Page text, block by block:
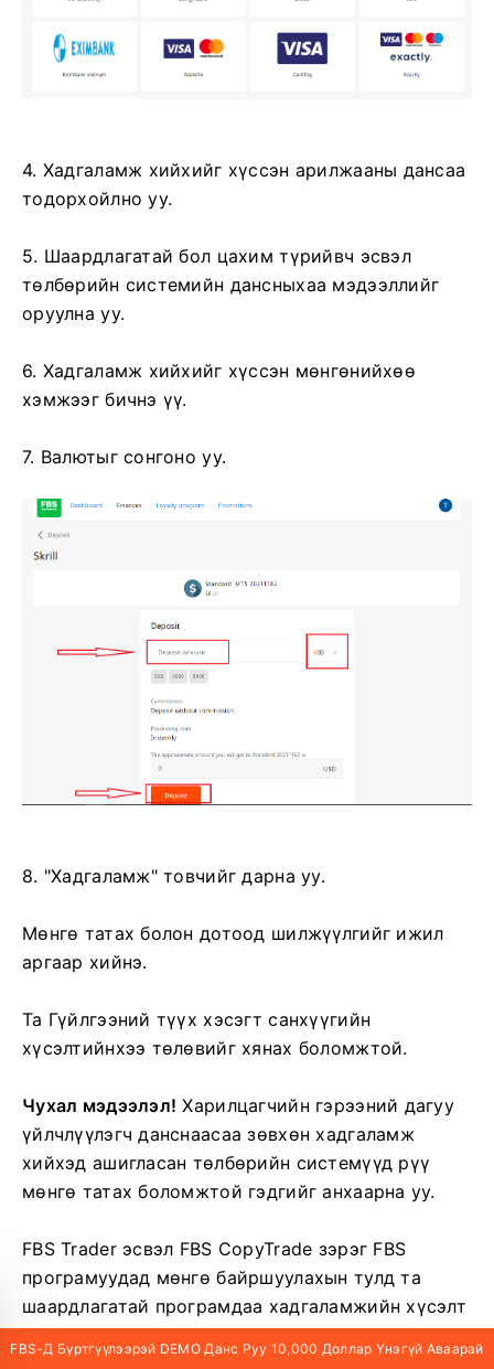
4. Хадгаламж хийхийг хүссэн арилжааны дансаа
тодорхойлно уу.
5. Шаардлагатай бол цахим түрийвч эсвэл
төлбөрийн системийн дансныхаа мэдээллийг
оруулна уу.
6. Хадгаламж хийхийг хүссэн мөнгөнийхөө
хэмжээг бичнэ үү.
7. Валютыг сонгоно уу.
8. "Хадгаламж" товчийг дарна уу.
Мөнгө татах болон дотоод шилжүүлгийг ижил
аргаар хийнэ.
Та Гүйлгээний түүх хэсэгт санхүүгийн
хүсэлтийнхээ төлөвийг хянах боломжтой.
Чухал мэдээлэл! Харилцагчийн гэрээний дагуу
үйлчлүүлэгч данснаасаа зөвхөн хадгаламж
хийхэд ашигласан төлбөрийн системүүд рүү
мөнгө татах боломжтой гэдгийг анхаарна уу.
FBS Trader эсвэл FBS CopyTrade зэрэг FBS
програмуудад мөнгө байршуулахын тулд та
шаардлагатай програмдаа хадгаламжийн хүсэлт
гаргах шаардлагатайг мэдэгдэж байна. Таны
MetaTrader данс болон FBS CopyTrade / FBS
FBS-Д Бүртгүүлээрэй DEMO Данс Руу 10,000 Доллар Үнэгүй Аваарай